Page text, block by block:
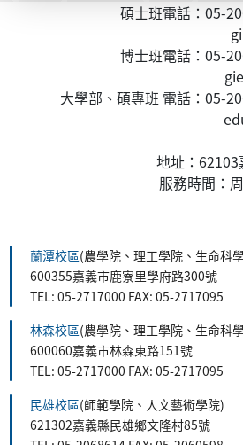
碩士班電話：05-
博士班電話：05-
大學部、碩專班 電話：05-
地址：
服務時間：
蘭潭校區(農學院、理工學院、生命科
600355嘉義市鹿寮里學府路300號
TEL: 05-2717000 FAX: 05-2717095
林森校區(農學院、理工學院、生命科
600060嘉義市林森東路151號
TEL: 05-2717000 FAX: 05-2717095
民雄校區(師範學院、人文藝術學院)
621302嘉義縣民雄鄉文隆村85號